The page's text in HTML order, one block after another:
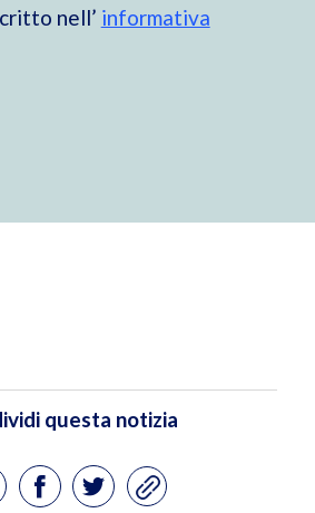
nell’ informativa
questa notizia